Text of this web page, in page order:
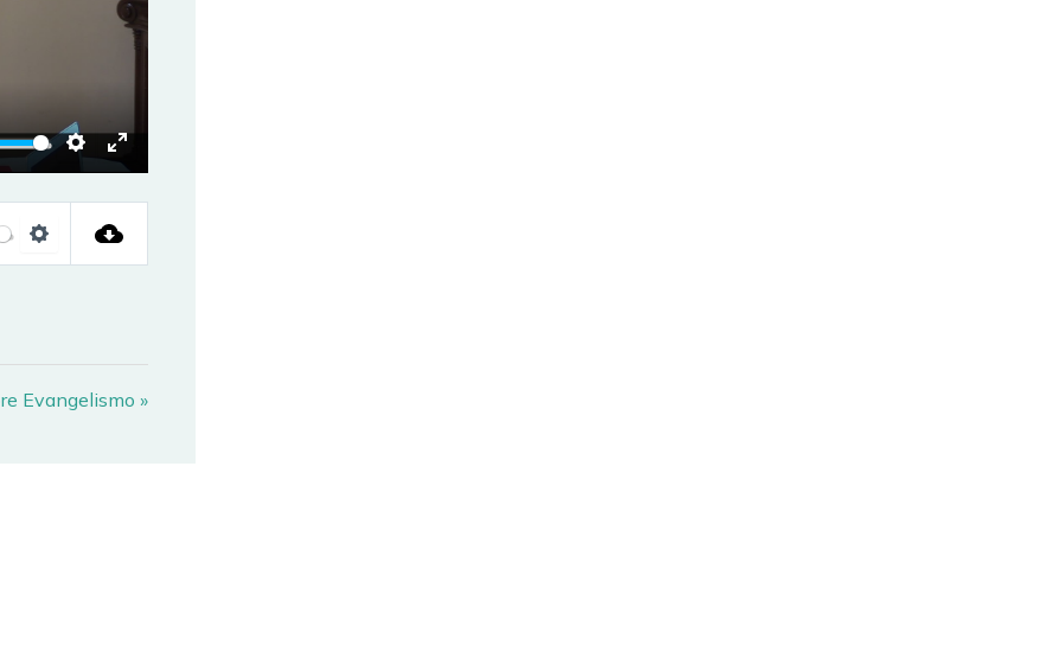
SETTINGS
ENTER
FULLSCREEN
SETTINGS
Evangelismo »